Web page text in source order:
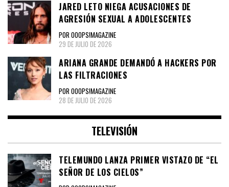
JARED LETO NIEGA ACUSACIONES DE
AGRESIÓN SEXUAL A ADOLESCENTES
POR OOOPS!MAGAZINE
29 DE JULIO DE 2026
ARIANA GRANDE DEMANDÓ A HACKERS POR
LAS FILTRACIONES
POR OOOPS!MAGAZINE
28 DE JULIO DE 2026
TELEVISIÓN
TELEMUNDO LANZA PRIMER VISTAZO DE “EL
SEÑOR DE LOS CIELOS”